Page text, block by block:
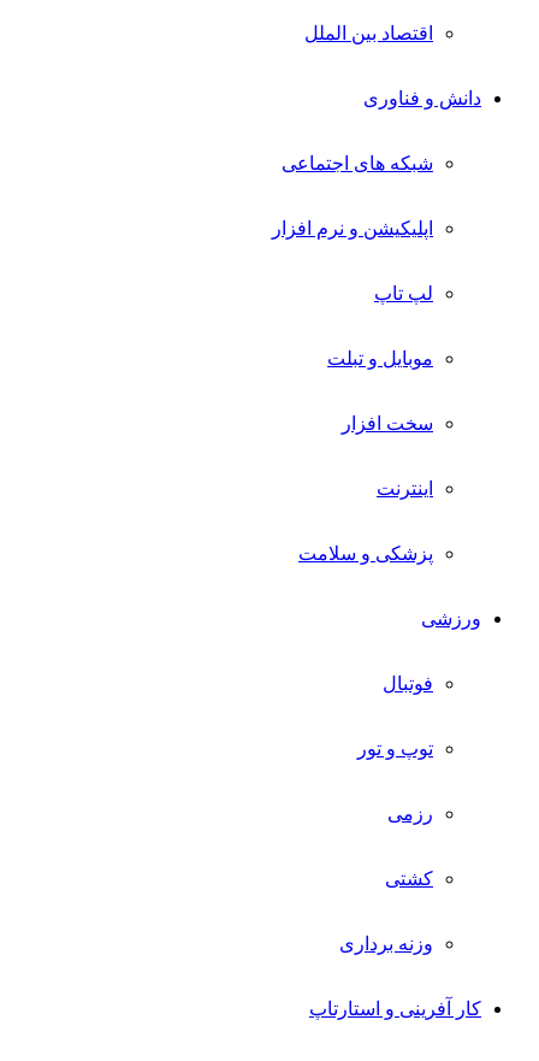
اقتصاد بین الملل
دانش و فناوری
شبکه های اجتماعی
اپلیکیشن و نرم افزار
لپ تاپ
موبایل و تبلت
سخت افزار
اینترنت
پزشکی و سلامت
ورزشی
فوتبال
توپ و تور
رزمی
کشتی
وزنه برداری
کار آفرینی و استارتاپ